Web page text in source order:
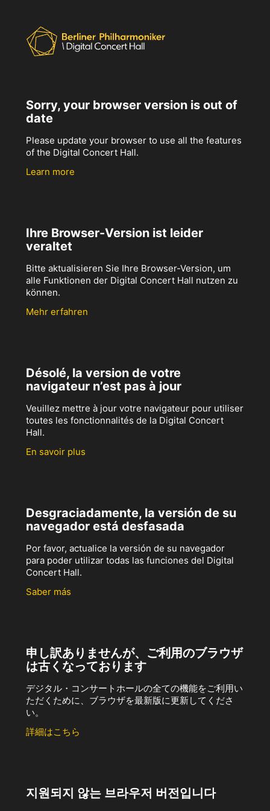
Sorry, your browser version is out of
date
Please update your browser to use all the features
of the Digital Concert Hall.
Learn more
Ihre Browser-Version ist leider
veraltet
Bitte aktualisieren Sie Ihre Browser-Version, um
alle Funktionen der Digital Concert Hall nutzen zu
können.
Mehr erfahren
Désolé, la version de votre
navigateur n’est pas à jour
Veuillez mettre à jour votre navigateur pour utiliser
toutes les fonctionnalités de la Digital Concert
Hall.
En savoir plus
Desgraciadamente, la versión de su
navegador está desfasada
Por favor, actualice la versión de su navegador
para poder utilizar todas las funciones del Digital
Concert Hall.
Saber más
申し訳ありませんが、ご利用のブラウザ
は古くなっております
デジタル・コンサートホールの全ての機能をご利用い
ただくために、ブラウザを最新版に更新してくださ
い。
詳細はこちら
지원되지 않는 브라우저 버전입니다